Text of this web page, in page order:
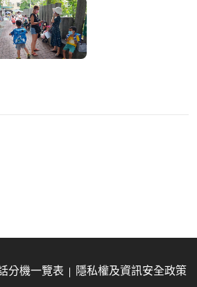
分機一覽表 隱私權及資訊安全政策